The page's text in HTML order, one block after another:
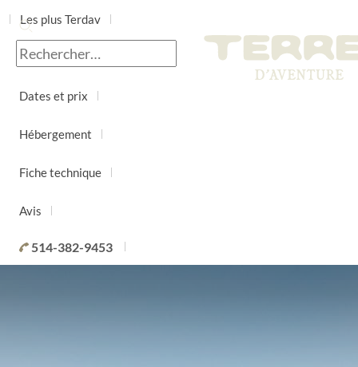
Les plus Terdav
Jour par jour
Dates et prix
Hébergement
Fiche technique
Avis
514-382-9453